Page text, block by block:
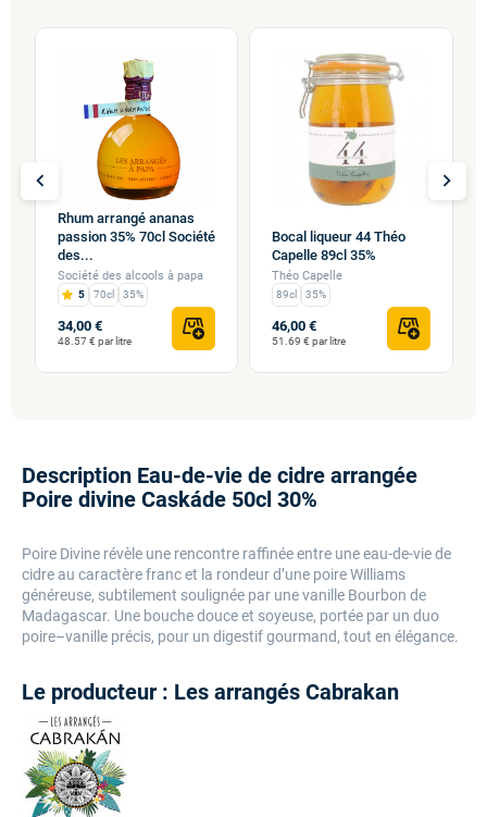
Rhum arrangé ananas
passion 35% 70cl Société
des...
Société des alcools à papa
5 70cl 35%
34,00 €
48.57 € par litre
Bocal liqueur 44 Théo
Capelle 89cl 35%
Théo Capelle
89cl 35%
46,00 €
51.69 € par litre
chevron_left chevron_right
Description Eau-de-vie de cidre arrangée
Poire divine Caskáde 50cl 30%
Poire Divine révèle une rencontre raffinée entre une eau-de-vie de
cidre au caractère franc et la rondeur d’une poire Williams
généreuse, subtilement soulignée par une vanille Bourbon de
Madagascar. Une bouche douce et soyeuse, portée par un duo
poire–vanille précis, pour un digestif gourmand, tout en élégance.
Le producteur : Les arrangés Cabrakan